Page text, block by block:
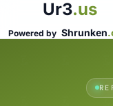
Ur3.us
Powered by Shrunken